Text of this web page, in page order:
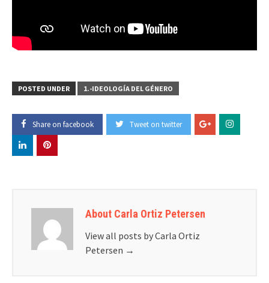
POSTED UNDER 1.-IDEOLOGÍA DEL GÉNERO
Share on facebook Tweet on twitter
About Carla Ortiz Petersen
View all posts by Carla Ortiz
Petersen →